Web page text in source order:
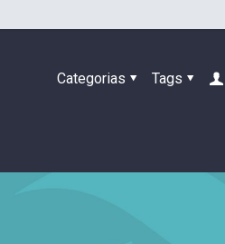
Categorias Tags